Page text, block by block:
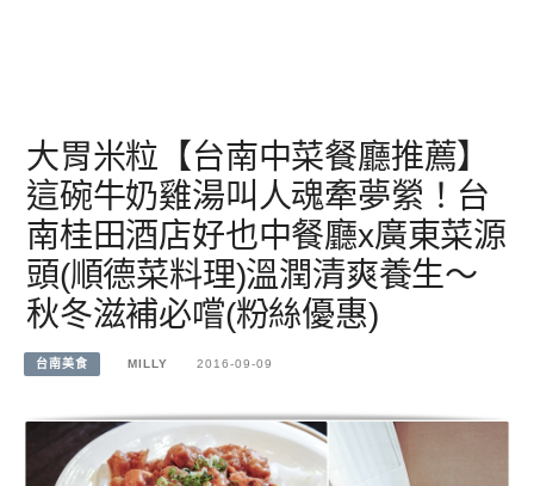
大胃米粒【台南中菜餐廳推薦】
這碗牛奶雞湯叫人魂牽夢縈！台
南桂田酒店好也中餐廳x廣東菜源
頭(順德菜料理)溫潤清爽養生～
秋冬滋補必嚐(粉絲優惠)
台南美食 MILLY 2016-09-09